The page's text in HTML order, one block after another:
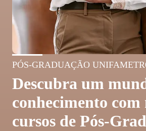
PÓS-GRADUAÇÃO
Descubra um
conhecimento com
cursos de Pós-